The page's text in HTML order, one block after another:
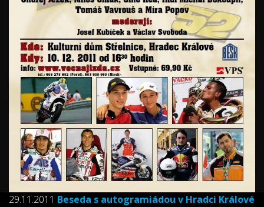
29.11.2011 Beseda s autogramiádou v Hradci Králové